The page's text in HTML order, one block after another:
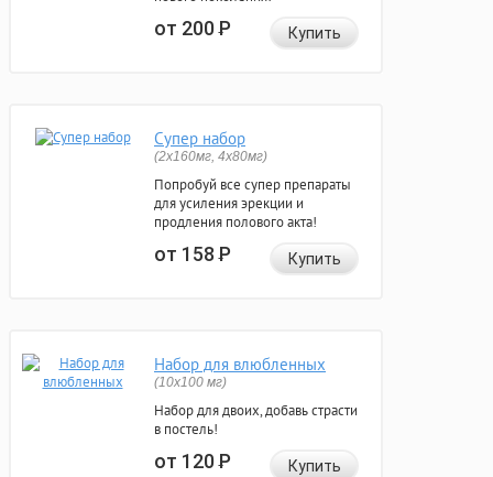
от 200Р Купить
Супер набор
(2х160мг, 4х80мг)
Попробуй все супер препараты
для усиления эрекции и
продления полового акта!
от 158Р Купить
Набор для влюбленных
(10х100 мг)
Набор для двоих, добавь страсти
в постель!
от 120Р Купить